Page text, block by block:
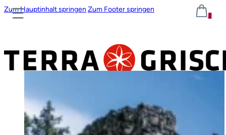
Zum Hauptinhalt springen Zum Footer springen
0